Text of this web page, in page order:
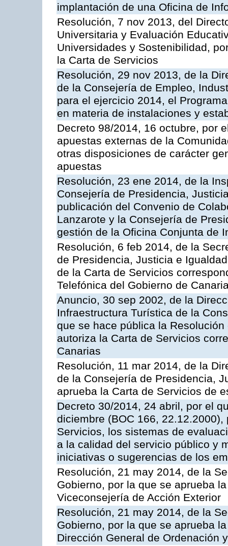
implantación de una Oficina de
Resolución, 7 nov 2013, del
Universitaria y Evaluación
Universidades y Sostenibilidad,
la Carta de Servicios
Resolución, 29 nov 2013, de la
de la Consejería de Empleo,
para el ejercicio 2014, el
en materia de instalaciones y
Decreto 98/2014, 16 octubre, por
apuestas externas de la
otras disposiciones de carácter
apuestas
Resolución, 23 ene 2014, de la
Consejería de Presidencia,
publicación del Convenio de
Lanzarote y la Consejería de
gestión de la Oficina Conjunta de
Resolución, 6 feb 2014, de la
de Presidencia, Justicia e
de la Carta de Servicios
Telefónica del Gobierno de
Anuncio, 30 sep 2002, de la
Infraestructura Turística de la
que se hace pública la
autoriza la Carta de Servicios
Canarias
Resolución, 11 mar 2014, de la
de la Consejería de Presidencia,
aprueba la Carta de Servicios de
Decreto 30/2014, 24 abril, por el
diciembre (BOC 166,
Servicios, los sistemas de
a la calidad del servicio público y
iniciativas o sugerencias de los
Resolución, 21 may 2014, de la
Gobierno, por la que se aprueba
Viceconsejería de Acción Exterior
Resolución, 21 may 2014, de la
Gobierno, por la que se aprueba
Dirección General de Ordenación